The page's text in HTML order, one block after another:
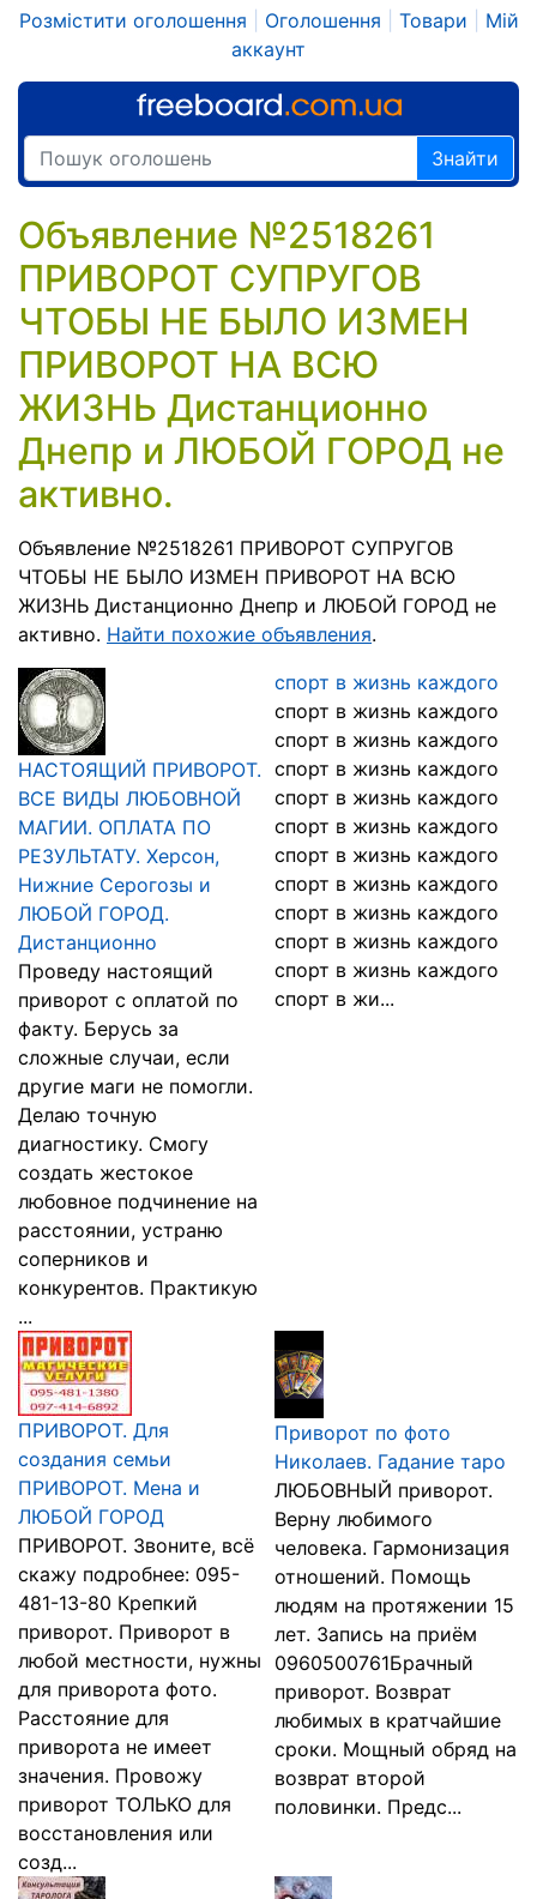
Розмістити оголошення Оголошення Товари
Мій
аккаунт
Знайти
Объявление №2518261
ПРИВОРОТ СУПРУГОВ
ЧТОБЫ НЕ БЫЛО ИЗМЕН
ПРИВОРОТ НА ВСЮ
ЖИЗНЬ Дистанционно
Днепр и ЛЮБОЙ ГОРОД не
активно.
Объявление №2518261 ПРИВОРОТ СУПРУГОВ
ЧТОБЫ НЕ БЫЛО ИЗМЕН ПРИВОРОТ НА ВСЮ
ЖИЗНЬ Дистанционно Днепр и ЛЮБОЙ ГОРОД не
активно. Найти похожие объявления.
НАСТОЯЩИЙ ПРИВОРОТ.
ВСЕ ВИДЫ ЛЮБОВНОЙ
МАГИИ. ОПЛАТА ПО
РЕЗУЛЬТАТУ. Херсон,
Нижние Серогозы и
ЛЮБОЙ ГОРОД.
Дистанционно
Проведу настоящий
приворот с оплатой по
факту. Берусь за
сложные случаи, если
другие маги не помогли.
Делаю точную
диагностику. Смогу
создать жестокое
любовное подчинение на
расстоянии, устраню
соперников и
конкурентов. Практикую
...
спорт в жизнь каждого
спорт в жизнь каждого
спорт в жизнь каждого
спорт в жизнь каждого
спорт в жизнь каждого
спорт в жизнь каждого
спорт в жизнь каждого
спорт в жизнь каждого
спорт в жизнь каждого
спорт в жизнь каждого
спорт в жизнь каждого
спорт в жи...
ПРИВОРОТ. Для
создания семьи
ПРИВОРОТ. Мена и
ЛЮБОЙ ГОРОД
ПРИВОРОТ. Звоните, всё
скажу подробнее: 095-
481-13-80 Крепкий
приворот. Приворот в
любой местности, нужны
для приворота фото.
Расстояние для
приворота не имеет
значения. Провожу
приворот ТОЛЬКО для
восстановления или
созд...
Приворот по фото
Николаев. Гадание таро
ЛЮБОВНЫЙ приворот.
Верну любимого
человека. Гармонизация
отношений. Помощь
людям на протяжении 15
лет. Запись на приём
0960500761Брачный
приворот. Возврат
любимых в кратчайшие
сроки. Мощный обряд на
возврат второй
половинки. Предс...